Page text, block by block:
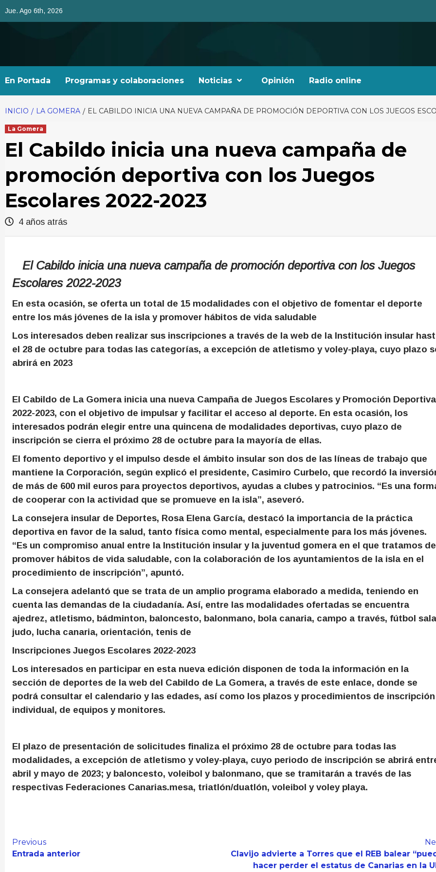
Jue. Ago 6th, 2026
En Portada Programas y colaboraciones Noticias Opinión Radio online
INICIO LA GOMERA EL CABILDO INICIA UNA NUEVA CAMPAÑA DE PROMOCIÓN DEPORTIVA CON LOS JUEGOS
La Gomera
El Cabildo inicia una nueva campaña de
promoción deportiva con los Juegos
Escolares 2022-2023
4 años atrás
El Cabildo inicia una nueva campaña de promoción deportiva con los Juegos
Escolares 2022-2023
En esta ocasión, se oferta un total de 15 modalidades con el objetivo de fomentar el deporte
entre los más jóvenes de la isla y promover hábitos de vida saludable
Los interesados deben realizar sus inscripciones a través de la web de la Institución insular
el 28 de octubre para todas las categorías, a excepción de atletismo y voley-playa, cuyo plazo
abrirá en 2023
El Cabildo de La Gomera inicia una nueva Campaña de Juegos Escolares y Promoción Deportiva
2022-2023, con el objetivo de impulsar y facilitar el acceso al deporte. En esta ocasión, los
interesados podrán elegir entre una quincena de modalidades deportivas, cuyo plazo de
inscripción se cierra el próximo 28 de octubre para la mayoría de ellas.
El fomento deportivo y el impulso desde el ámbito insular son dos de las líneas de trabajo que
mantiene la Corporación, según explicó el presidente, Casimiro Curbelo, que recordó la
de más de 600 mil euros para proyectos deportivos, ayudas a clubes y patrocinios. “Es una
de cooperar con la actividad que se promueve en la isla”, aseveró.
La consejera insular de Deportes, Rosa Elena García, destacó la importancia de la práctica
deportiva en favor de la salud, tanto física como mental, especialmente para los más jóvenes.
“Es un compromiso anual entre la Institución insular y la juventud gomera en el que tratamos de
promover hábitos de vida saludable, con la colaboración de los ayuntamientos de la isla en el
procedimiento de inscripción”, apuntó.
La consejera adelantó que se trata de un amplio programa elaborado a medida, teniendo en
cuenta las demandas de la ciudadanía. Así, entre las modalidades ofertadas se encuentra
ajedrez, atletismo, bádminton, baloncesto, balonmano, bola canaria, campo a través, fútbol
judo, lucha canaria, orientación, tenis de
Inscripciones Juegos Escolares 2022-2023
Los interesados en participar en esta nueva edición disponen de toda la información en la
sección de deportes de la web del Cabildo de La Gomera, a través de este enlace, donde se
podrá consultar el calendario y las edades, así como los plazos y procedimientos de inscripción
individual, de equipos y monitores.
El plazo de presentación de solicitudes finaliza el próximo 28 de octubre para todas las
modalidades, a excepción de atletismo y voley-playa, cuyo periodo de inscripción se abrirá
abril y mayo de 2023; y baloncesto, voleibol y balonmano, que se tramitarán a través de las
respectivas Federaciones Canarias.mesa, triatlón/duatlón, voleibol y voley playa.
Continue
Previous
Entrada anterior
Clavijo advierte a Torres que el REB balear
hacer perder el estatus de Canarias en la